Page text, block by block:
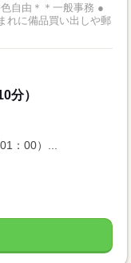
自由＊＊一般事務 ●
れに備品買い出しや郵
分）
：00）...